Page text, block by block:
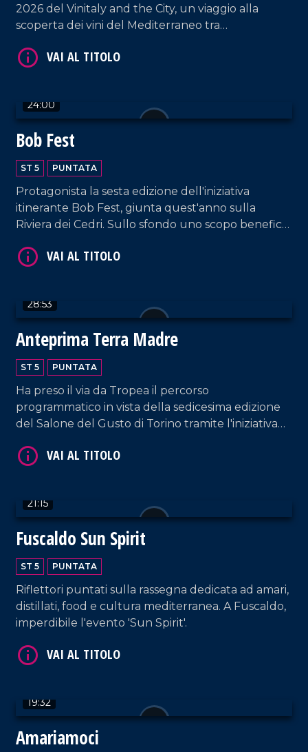
2026 del Vinitaly and the City, un viaggio alla
scoperta dei vini del Mediterraneo tra
culturali.
24:00
Bob Fest
ST 5 PUNTATA
Protagonista la sesta edizione dell'iniziativa
itinerante Bob Fest, giunta quest'anno sulla
Riviera dei Cedri. Sullo sfondo uno scopo benefico:
28:53
Anteprima Terra Madre
ST 5 PUNTATA
Ha preso il via da Tropea il percorso
programmatico in vista della sedicesima edizione
del Salone del Gusto di Torino tramite l'iniziativa
messo al centro il tema della biodiversità, ridefinita
VAI AL TITOLO
21:15
Fuscaldo Sun Spirit
ST 5 PUNTATA
Riflettori puntati sulla rassegna dedicata ad amari,
distillati, food e cultura mediterranea. A Fuscaldo,
imperdibile l'evento 'Sun Spirit'.
VAI AL TITOLO
19:32
Amariamoci
VAI AL TITOLO
VAI AL TITOLO